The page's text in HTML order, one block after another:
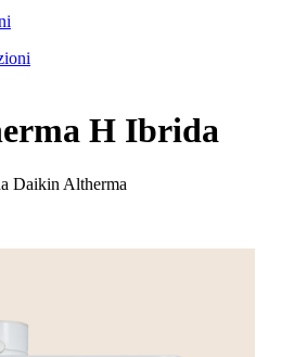
H Ibrida
Daikin Altherma